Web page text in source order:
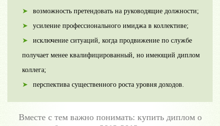
возможность претендовать на руководящие должности;
усиление профессионального имиджа в коллективе;
исключение ситуаций, когда продвижение по службе
получает менее квалифицированный, но имеющий диплом
коллега;
перспектива существенного роста уровня доходов.
Вместе с тем важно понимать: купить диплом о